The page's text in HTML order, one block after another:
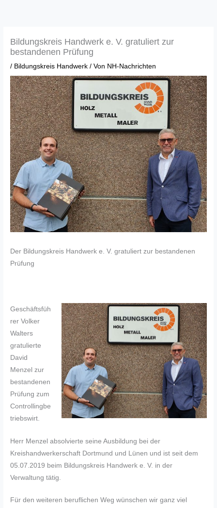
Bildungskreis Handwerk e. V. gratuliert zur
bestandenen Prüfung
/ Bildungskreis Handwerk / Von NH-Nachrichten
Der Bildungskreis Handwerk e. V. gratuliert zur bestandenen
Prüfung
Geschäftsfüh
rer Volker
Walters
gratulierte
David
Menzel zur
bestandenen
Prüfung zum
Controllingbe
triebswirt.
Herr Menzel absolvierte seine Ausbildung bei der
Kreishandwerkerschaft Dortmund und Lünen und ist seit dem
05.07.2019 beim Bildungskreis Handwerk e. V. in der
Verwaltung tätig.
Für den weiteren beruflichen Weg wünschen wir ganz viel